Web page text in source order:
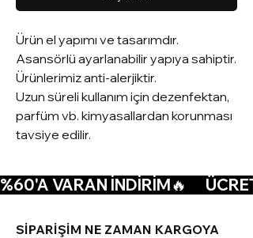
Ürün el yapımı ve tasarımdır.
Asansörlü ayarlanabilir yapıya sahiptir.
Ürünlerimiz anti-alerjiktir.
Uzun süreli kullanım için dezenfektan,
parfüm vb. kimyasallardan korunması
tavsiye edilir.
%60'A VARAN İNDİRİM🔥
SİPARİŞİM NE ZAMAN KARGOYA